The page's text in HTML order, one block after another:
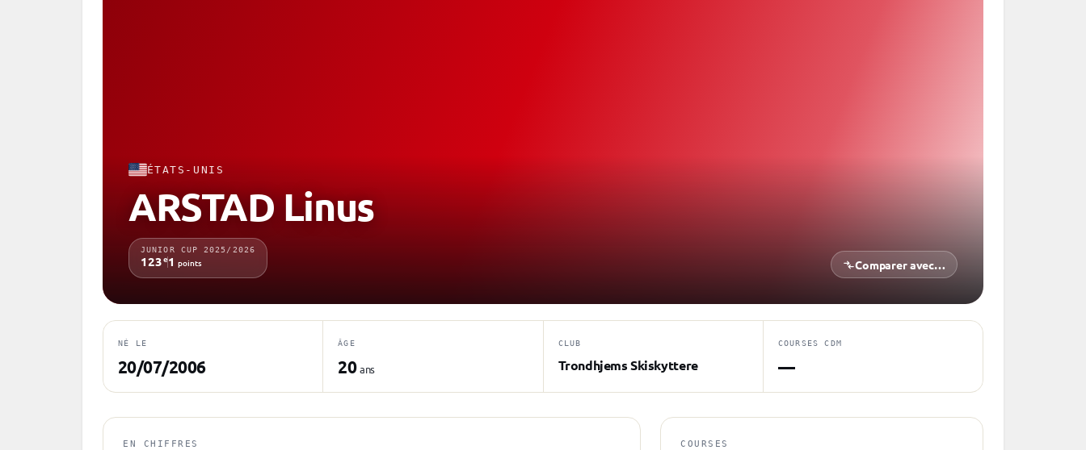
ÉTATS-UNIS
ARSTAD Linus
JUNIOR CUP 2025/2026
123e1 points Comparer avec…
NÉ LE
20/07/2006
ÂGE
20 ans
CLUB
Trondhjems Skiskyttere
COURSES CDM
—
EN CHIFFRES COURSES